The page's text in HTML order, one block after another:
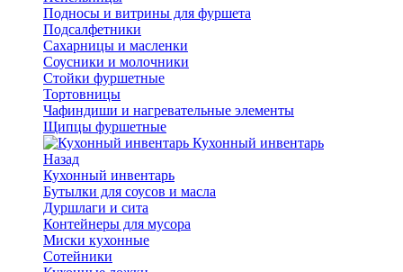
Подносы и витрины для фуршета
Подсалфетники
Сахарницы и масленки
Соусники и молочники
Стойки фуршетные
Тортовницы
Чафиндиши и нагревательные элементы
Щипцы фуршетные
Кухонный инвентарь
Назад
Кухонный инвентарь
Бутылки для соусов и масла
Дуршлаги и сита
Контейнеры для мусора
Миски кухонные
Сотейники